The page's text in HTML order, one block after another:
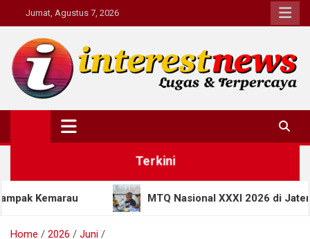
to
content
Jumat, Agustus 7, 2026
Interestnews.or.id
Terkini
MTQ Nasional XXXI 2026 di Jateng Bawa
Home 2026
Juni